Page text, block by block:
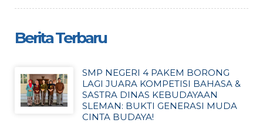
Berita Terbaru
SMP NEGERI 4 PAKEM BORONG
LAGI JUARA KOMPETISI BAHASA &
SASTRA DINAS KEBUDAYAAN
SLEMAN: BUKTI GENERASI MUDA
CINTA BUDAYA!